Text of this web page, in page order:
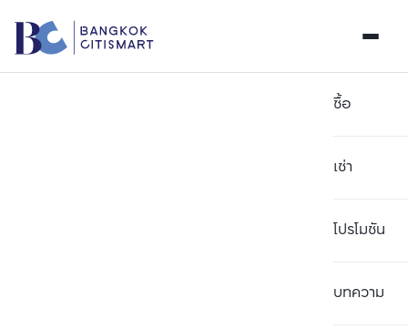
ซื้อ
เช่า
โปรโมชัน
บทความ